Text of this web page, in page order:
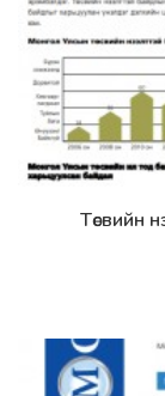
Төсвийн